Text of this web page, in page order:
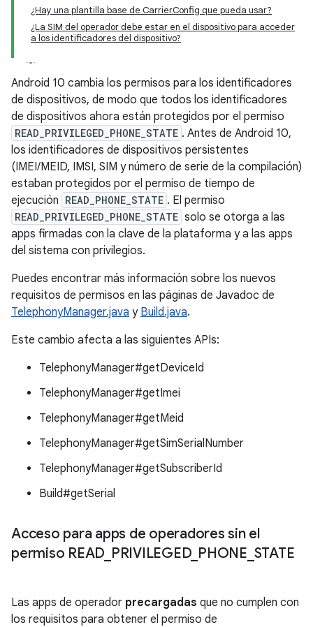
¿Hay una plantilla base de CarrierConfig que pueda usar?
¿La SIM del operador debe estar en el dispositivo para acceder
a los identificadores del dispositivo?
Android 10 cambia los permisos para los identificadores
de dispositivos, de modo que todos los identificadores
de dispositivos ahora están protegidos por el permiso
READ_PRIVILEGED_PHONE_STATE . Antes de Android 10,
los identificadores de dispositivos persistentes
(IMEI/MEID, IMSI, SIM y número de serie de la compilación)
estaban protegidos por el permiso de tiempo de
ejecución READ_PHONE_STATE . El permiso
READ_PRIVILEGED_PHONE_STATE solo se otorga a las
apps firmadas con la clave de la plataforma y a las apps
del sistema con privilegios.
Puedes encontrar más información sobre los nuevos
requisitos de permisos en las páginas de Javadoc de
TelephonyManager.java y Build.java.
Este cambio afecta a las siguientes APIs:
TelephonyManager#getDeviceId
TelephonyManager#getImei
TelephonyManager#getMeid
TelephonyManager#getSimSerialNumber
TelephonyManager#getSubscriberId
Build#getSerial
Acceso para apps de operadores sin el
permiso READ PRIVILEGED_ PHONE STATE
Las apps de operador precargadas que no cumplen con
los requisitos para obtener el permiso de